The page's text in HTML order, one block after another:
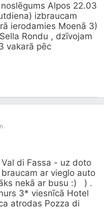
Alpos 22.03
izbraucam
ierodamies Moenā 3)
Rondu , dzīvojam
vakarā pēc
di Fassa - uz doto
ar vieglo auto
nekā ar busu :)   ) .
3* viesnīcā Hotel
atrodas Pozza di